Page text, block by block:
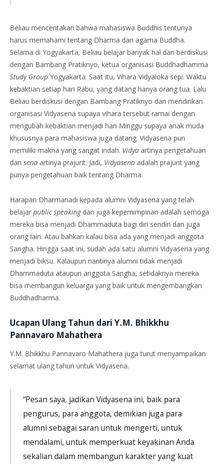
Beliau menceritakan bahwa mahasiswa Buddhis tentunya
harus memahami tentang Dharma dan agama Buddha.
Selama di Yogyakarta, Beliau belajar banyak hal dan berdiskusi
dengan Bambang Pratiknyo, ketua organisasi Buddhadhamma
Study Group Yogyakarta. Saat itu, Vihara Vidyaloka sepi. Waktu
kebaktian setiap hari Rabu, yang datang hanya orang tua. Lalu
Beliau berdiskusi dengan Bambang Pratiknyo dan mendirikan
organisasi Vidyasena supaya vihara tersebut ramai dengan
mengubah kebaktian menjadi hari Minggu supaya anak muda
khususnya para mahasiswa juga datang. Vidyasena pun
memiliki makna yang sangat indah. Vidya artinya pengetahuan
dan sena artinya prajurit. Jadi, Vidyasena adalah prajurit yang
punya pengetahuan baik tentang Dharma.
Harapan Dharmanadi kepada alumni Vidyasena yang telah
belajar public speaking dan juga kepemimpinan adalah semoga
mereka bisa menjadi Dhammaduta bagi diri sendiri dan juga
orang lain. Atau bahkan kalau bisa ada yang menjadi anggota
Sangha. Hingga saat ini, sudah ada satu alumni Vidyasena yang
menjadi biksu. Kalaupun nantinya alumni tidak menjadi
Dhammaduta ataupun anggota Sangha, setidaknya mereka
bisa membangun keluarga yang baik untuk mengembangkan
Buddhadharma.
Ucapan Ulang Tahun dari Y.M. Bhikkhu
Pannavaro Mahathera
Y.M. Bhikkhu Pannavaro Mahathera juga turut menyampaikan
selamat ulang tahun untuk Vidyasena.
“Pesan saya, jadikan Vidyasena ini, baik para
pengurus, para anggota, demikian juga para
alumni sebagai saran untuk mengerti, untuk
mendalami, untuk memperkuat keyakinan Anda
sekalian dalam membangun karakter yang kuat